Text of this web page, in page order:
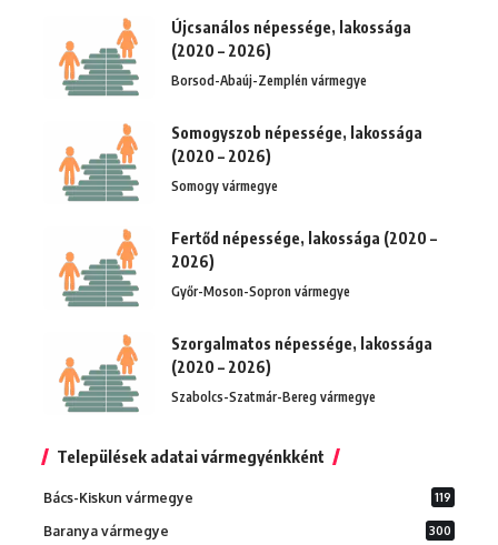
Újcsanálos népessége, lakossága
(2020 – 2026)
Borsod-Abaúj-Zemplén vármegye
Somogyszob népessége, lakossága
(2020 – 2026)
Somogy vármegye
Fertőd népessége, lakossága (2020 –
2026)
Győr-Moson-Sopron vármegye
Szorgalmatos népessége, lakossága
(2020 – 2026)
Szabolcs-Szatmár-Bereg vármegye
Települések adatai vármegyénkként
Bács-Kiskun vármegye 119
Baranya vármegye 300